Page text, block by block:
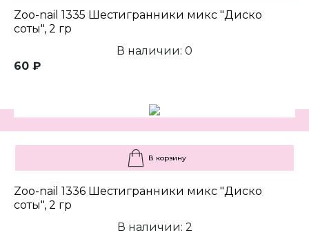
Zoo-nail 1335 Шестигранники микс "Диско
соты", 2 гр
В наличии: 0
60 ₽
В корзину
Zoo-nail 1336 Шестигранники микс "Диско
соты", 2 гр
В наличии: 2